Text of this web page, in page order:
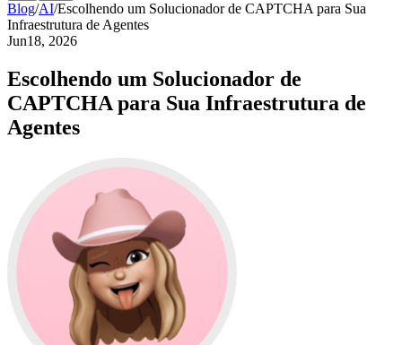
Blog/AI/Escolhendo um Solucionador de CAPTCHA para Sua
Infraestrutura de Agentes
Jun18, 2026
Escolhendo um Solucionador de
CAPTCHA para Sua Infraestrutura de
Agentes